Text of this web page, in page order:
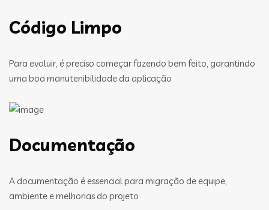
Código Limpo
Para evoluir, é preciso começar fazendo bem feito, garantindo
uma boa manutenibilidade da aplicação
Documentação
A documentação é essencial para migração de equipe,
ambiente e melhorias do projeto